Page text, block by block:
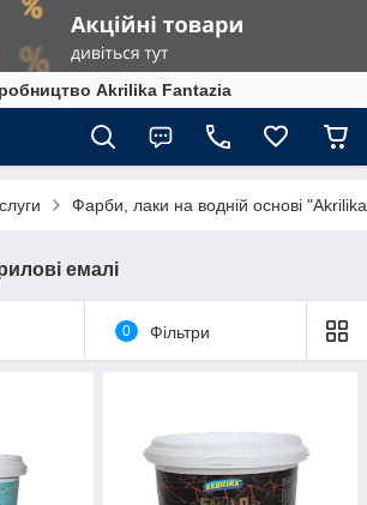
Akrilika Fantazia
Фарби, лаки на водній основі
емалі
0 Фільтри